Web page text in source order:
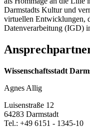
Darmstadts Kultur und
virtuellen Entwicklungen,
Datenverarbeitung (IGD)
Wissenschaftsstadt
Agnes Allig
Luisenstraße 12
64283 Darmstadt
Tel.: +49 6151 - 1345-10